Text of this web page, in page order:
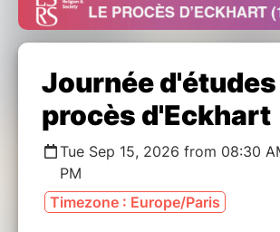
Journée
procès d'Eckhart
Tue Sep 15, 2026 from 08:30
PM
Timezone : Europe/Paris